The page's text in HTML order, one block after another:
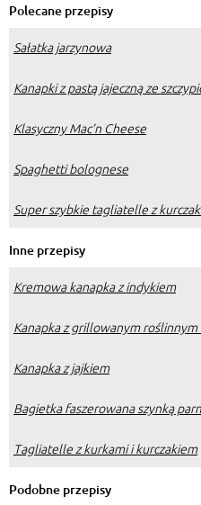
Polecane przepisy
Sałatka jarzynowa
Kanapki z pastą jajeczną ze
Klasyczny Mac’n Cheese
Spaghetti bolognese
Super szybkie tagliatelle z
Inne przepisy
Kremowa kanapka z indykiem
Kanapka z grillowanym roślinnym
Kanapka z jajkiem
Bagietka faszerowana szynką
Tagliatelle z kurkami i kurczakiem
Podobne przepisy